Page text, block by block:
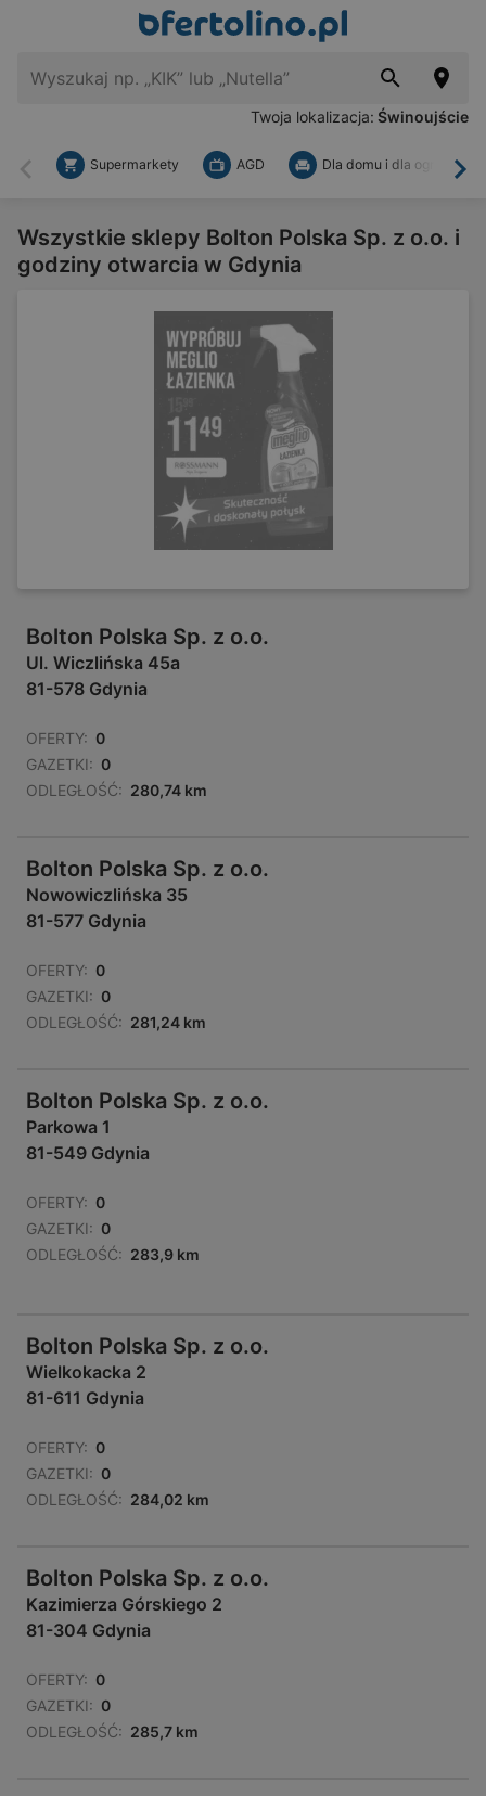
Twoja lokalizacja: Świnoujście
Wstecz
Supermarkety AGD Dla domu i dla ogrodu
Wszystkie sklepy Bolton Polska Sp. z o.o. i
godziny otwarcia w Gdynia
Bolton Polska Sp. z o.o.
Ul. Wiczlińska 45a
81-578 Gdynia
OFERTY: 0
GAZETKI: 0
ODLEGŁOŚĆ: 280,74 km
Bolton Polska Sp. z o.o.
Nowowiczlińska 35
81-577 Gdynia
OFERTY: 0
GAZETKI: 0
ODLEGŁOŚĆ: 281,24 km
Bolton Polska Sp. z o.o.
Parkowa 1
81-549 Gdynia
OFERTY: 0
GAZETKI: 0
ODLEGŁOŚĆ: 283,9 km
Bolton Polska Sp. z o.o.
Wielkokacka 2
81-611 Gdynia
OFERTY: 0
GAZETKI: 0
ODLEGŁOŚĆ: 284,02 km
Bolton Polska Sp. z o.o.
Kazimierza Górskiego 2
81-304 Gdynia
OFERTY: 0
GAZETKI: 0
ODLEGŁOŚĆ: 285,7 km